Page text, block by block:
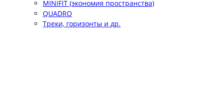
MINIFIT (экономия пространства)
QUADRO
Треки, горизонты и др.